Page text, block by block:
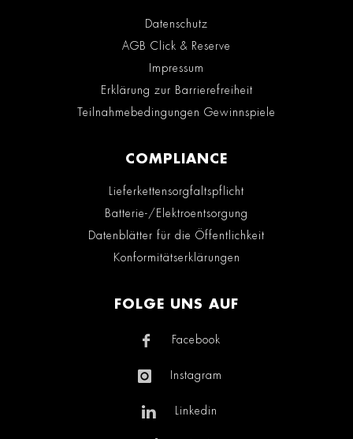
Datenschutz
AGB Click & Reserve
Impressum
Erklärung zur Barrierefreiheit
Teilnahmebedingungen Gewinnspiele
COMPLIANCE
Lieferkettensorgfaltspflicht
Batterie-/Elektroentsorgung
Datenblätter für die Öffentlichkeit
Konformitätserklärungen
FOLGE UNS AUF
Facebook
Instagram
Linkedin